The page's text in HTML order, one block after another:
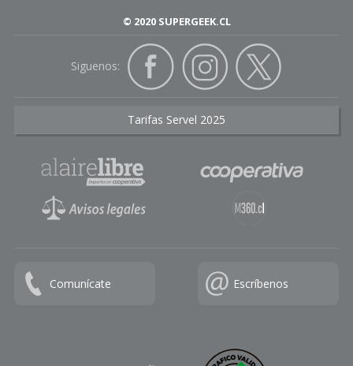
© 2020 SUPERGEEK.CL
Siguenos:
Tarifas Servel 2025
Comunícate Escríbenos